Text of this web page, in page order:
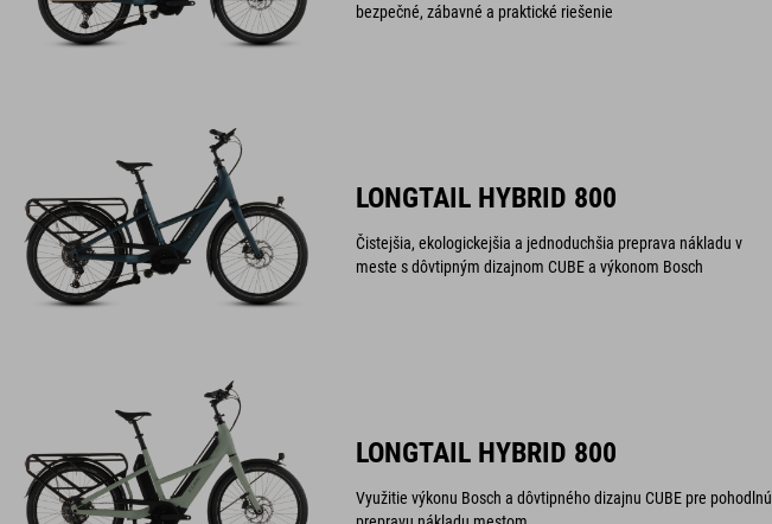
bezpečné, zábavné a praktické riešenie
LONGTAIL HYBRID 800
Čistejšia, ekologickejšia a jednoduchšia preprava nákladu v
meste s dôvtipným dizajnom CUBE a výkonom Bosch
LONGTAIL HYBRID 800
Využitie výkonu Bosch a dôvtipného dizajnu CUBE pre pohodlnú